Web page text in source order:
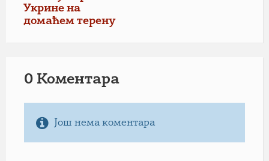
Укрине на
домаћем терену
0 Коментарa
Још нема коментара